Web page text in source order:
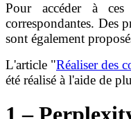
Pour accéder à
correspondantes. Des
sont également
L'article "Réaliser des
été réalisé à l'aide de